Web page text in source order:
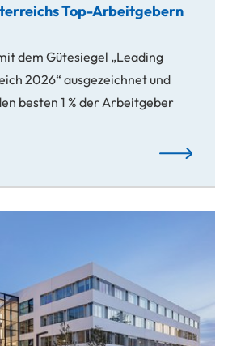
Top-Arbeitgebern
dem Gütesiegel „Leading
2026“ ausgezeichnet und
besten 1 % der Arbeitgeber
USTP
2025